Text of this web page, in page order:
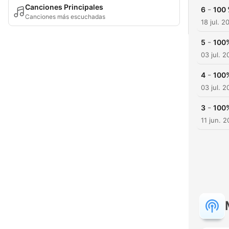
Canciones Principales
Canciones más escuchadas
6 - 100
18 jul.
5 -
03 jul.
4 -
03 jul.
3 -
11 jun.